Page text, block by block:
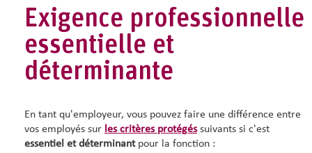
Exigence professionnelle
essentielle et
déterminante
En tant qu'employeur, vous pouvez faire une différence entre
vos employés sur les critères protégéssuivants si c'est
essentiel et déterminantpour la fonction :